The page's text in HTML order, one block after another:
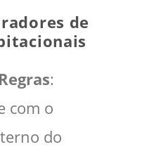
de
:
com o
do